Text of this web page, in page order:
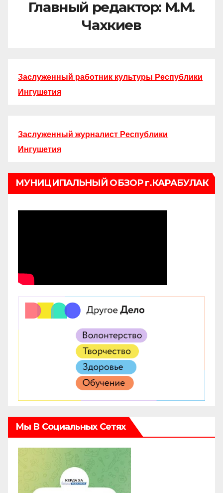
Главный редактор: М.М.
Чахкиев
Заслуженный работник культуры Республики
Ингушетия
Заслуженный журналист Республики
Ингушетия
МУНИЦИПАЛЬНЫЙ ОБЗОР г.КАРАБУЛАК
Мы В Социальных Сетях